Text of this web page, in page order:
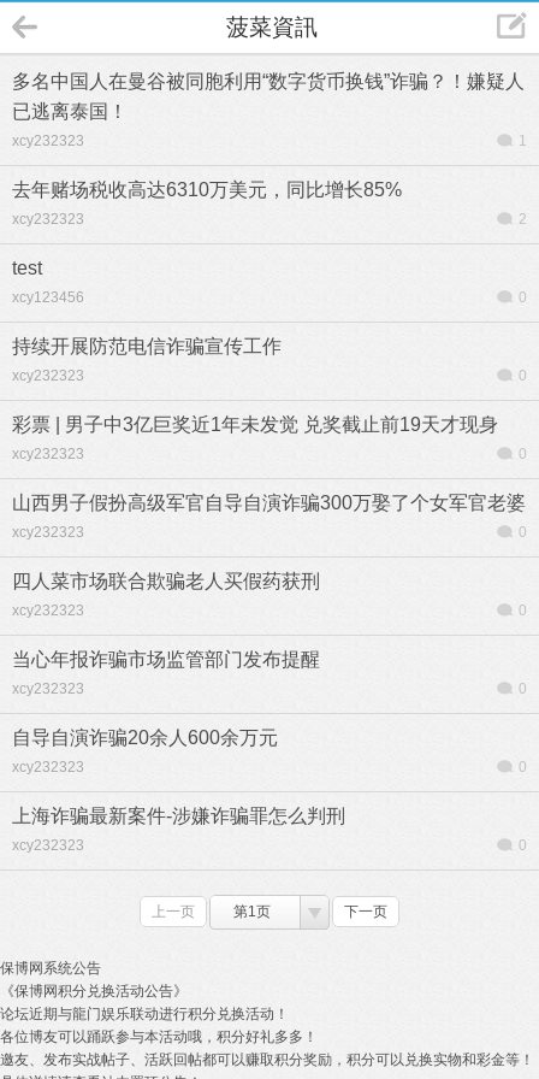
菠菜資訊
多名中国人在曼谷被同胞利用“数字货币换钱”诈骗？！嫌疑人
已逃离泰国！
xcy232323 1
去年赌场税收高达6310万美元，同比增长85%
xcy232323 2
test
xcy123456 0
持续开展防范电信诈骗宣传工作
xcy232323 0
彩票 | 男子中3亿巨奖近1年未发觉 兑奖截止前19天才现身
xcy232323 0
山西男子假扮高级军官自导自演诈骗300万娶了个女军官老婆
xcy232323 0
四人菜市场联合欺骗老人买假药获刑
xcy232323 0
当心年报诈骗市场监管部门发布提醒
xcy232323 0
自导自演诈骗20余人600余万元
xcy232323 0
上海诈骗最新案件-涉嫌诈骗罪怎么判刑
xcy232323 0
上一页 第1页 下一页
保博网系统公告
《保博网积分兑换活动公告》
论坛近期与龍门娱乐联动进行积分兑换活动！
各位博友可以踊跃参与本活动哦，积分好礼多多！
邀友、发布实战帖子、活跃回帖都可以赚取积分奖励，积分可以兑换实物和彩金等！